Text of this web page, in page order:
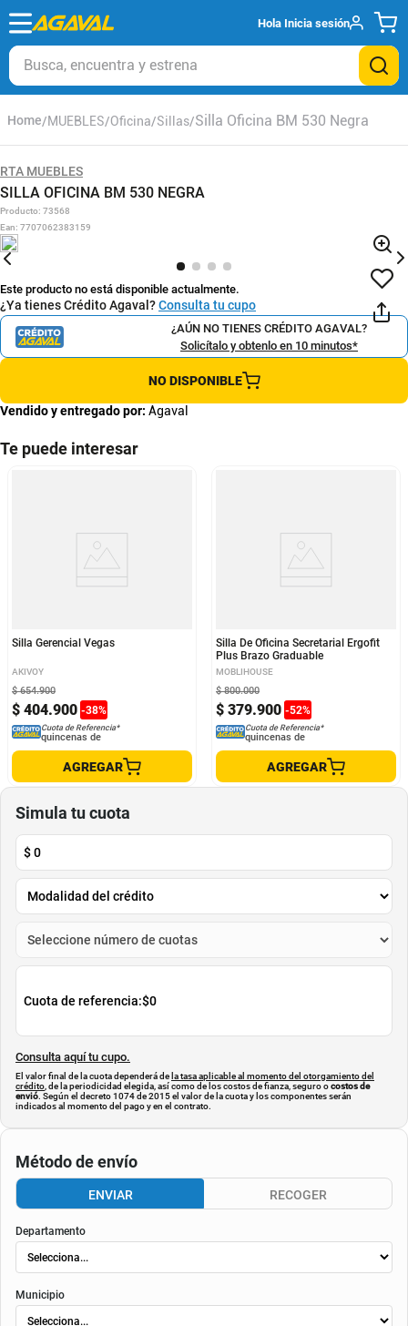
Hola Inicia sesión
Busca, encuentra y estrena
MUEBLES Oficina Sillas Silla Oficina BM 530 Negra
RTA MUEBLES
SILLA OFICINA BM 530 NEGRA
Producto: 73568
Ean: 7707062383159
Este producto no está disponible actualmente.
¿Ya tienes Crédito Agaval?Consulta tu cupo
¿AÚN NO TIENES CRÉDITO AGAVAL?
Solicítalo y obtenlo en 10 minutos*
NO DISPONIBLE
Vendido y entregado por: Agaval
Te puede interesar
Silla Gerencial Vegas
AKIVOY
$ 404.900 -38%
$ 654.900
Cuota de Referencia*
quincenas de
AGREGAR
Silla De Oficina Secretarial Ergofit
Plus Brazo Graduable
MOBLIHOUSE
$ 379.900 -52%
$ 800.000
Cuota de Referencia*
quincenas de
AGREGAR
Simula tu cuota
$0
Cuota de referencia:$0
Consulta aquí tu cupo.
El valor final de la cuota dependerá de la tasa aplicable al momento del otorgamiento del
crédito , de la periodicidad elegida, así como de los costos de fianza, seguro ocostos de
envió. Según el decreto 1074 de 2015 el valor de la cuota y los componentes serán
indicados al momento del pago y en el contrato.
Método de envío
ENVIAR RECOGER
Departamento
Municipio